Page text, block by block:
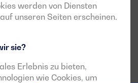
werden von Diensten
unseren Seiten erscheinen.
sie?
Erlebnis zu bieten,
wie Cookies, um